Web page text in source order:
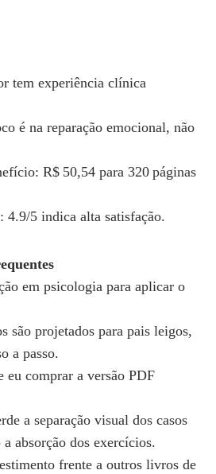
tem experiência clínica
é na reparação emocional, não
R$ 50,54 para 320 páginas
4.9/5 indica alta satisfação.
em psicologia para aplicar o
são projetados para pais leigos,
a passo.
eu comprar a versão PDF
a separação visual dos casos
absorção dos exercícios.
frente a outros livros de